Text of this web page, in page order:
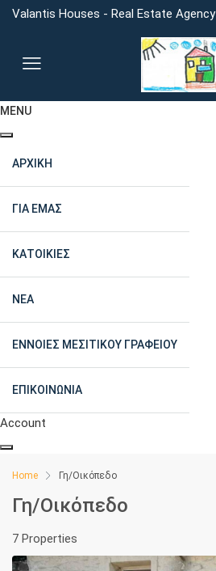
Valantis Houses - Real Estate Agency
MENU
ΑΡΧΙΚΉ
ΓΙΑ ΕΜΆΣ
ΚΑΤΟΙΚΊΕΣ
ΝΈΑ
ΈΝΝΟΙΕΣ ΜΕΣΙΤΙΚΟΎ ΓΡΑΦΕΊΟΥ
ΕΠΙΚΟΙΝΩΝΊΑ
Account
Home Γη/Οικόπεδο
Γη/Οικόπεδο
7 Properties